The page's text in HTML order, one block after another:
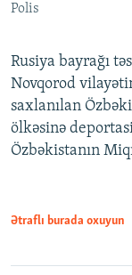
Polis
Rusiya bayrağı
Novqorod
saxlanılan
ölkəsinə
Özbəkistanın
Ətraflı burada oxuyun